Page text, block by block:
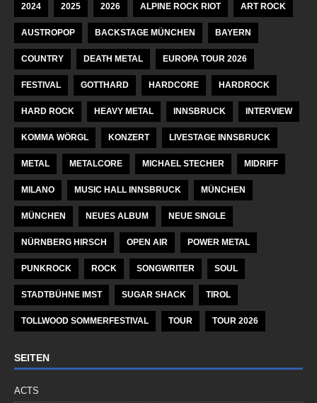
2024 2025 2026 ALPINE ROCK RIOT ART ROCK
AUSTROPOP BACKSTAGE MÜNCHEN BAYERN
COUNTRY DEATH METAL EUROPA TOUR 2026
FESTIVAL GOTTHARD HARDCORE HARDROCK
HARD ROCK HEAVY METAL INNSBRUCK INTERVIEW
KOMMA WÖRGL KONZERT LIVESTAGE INNSBRUCK
METAL METALCORE MICHAEL STECHER MIDRIFF
MILANO MUSIC HALL INNSBRUCK MÜNCHEN
MÜNCHEN NEUES ALBUM NEUE SINGLE
NÜRNBERG HIRSCH OPEN AIR POWER METAL
PUNKROCK ROCK SONGWRITER SOUL
STADTBÜHNE IMST SUGAR SHACK TIROL
TOLLWOOD SOMMERFESTIVAL TOUR TOUR 2026
SEITEN
ACTS